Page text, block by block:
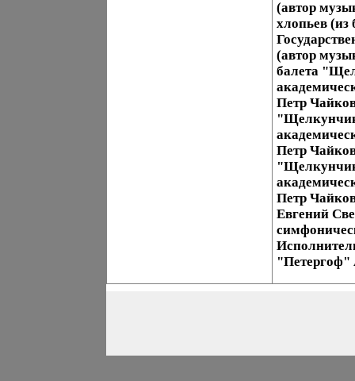
(автор
хлопьев
(автор
балета
Петр
Петр
Петр
Евгений
"Петергоф"